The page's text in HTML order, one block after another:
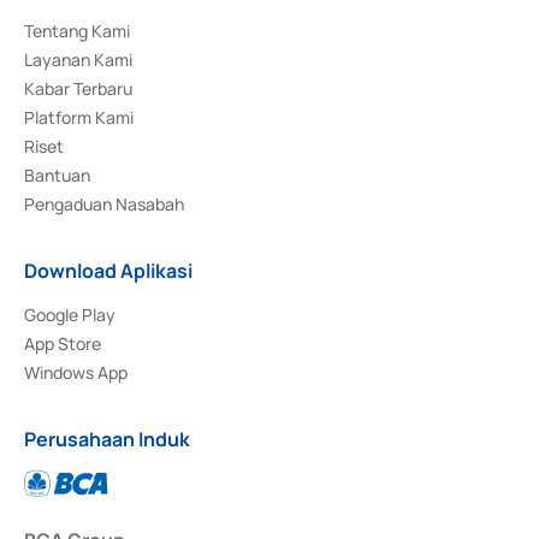
Tentang Kami
Layanan Kami
Kabar Terbaru
Platform Kami
Riset
Bantuan
Pengaduan Nasabah
Download Aplikasi
Google Play
App Store
Windows App
Perusahaan Induk